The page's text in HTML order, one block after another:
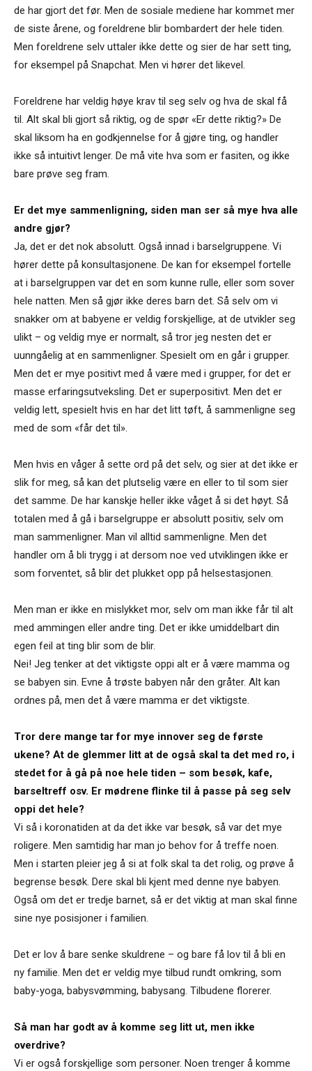
de har gjort det før. Men de sosiale mediene har kommet mer
de siste årene, og foreldrene blir bombardert der hele tiden.
Men foreldrene selv uttaler ikke dette og sier de har sett ting,
for eksempel på Snapchat. Men vi hører det likevel.
Foreldrene har veldig høye krav til seg selv og hva de skal få
til. Alt skal bli gjort så riktig, og de spør «Er dette riktig?» De
skal liksom ha en godkjennelse for å gjøre ting, og handler
ikke så intuitivt lenger. De må vite hva som er fasiten, og ikke
bare prøve seg fram.
Er det mye sammenligning, siden man ser så mye hva alle
andre gjør?
Ja, det er det nok absolutt. Også innad i barselgruppene. Vi
hører dette på konsultasjonene. De kan for eksempel fortelle
at i barselgruppen var det en som kunne rulle, eller som sover
hele natten. Men så gjør ikke deres barn det. Så selv om vi
snakker om at babyene er veldig forskjellige, at de utvikler seg
ulikt – og veldig mye er normalt, så tror jeg nesten det er
uunngåelig at en sammenligner. Spesielt om en går i grupper.
Men det er mye positivt med å være med i grupper, for det er
masse erfaringsutveksling. Det er superpositivt. Men det er
veldig lett, spesielt hvis en har det litt tøft, å sammenligne seg
med de som «får det til».
Men hvis en våger å sette ord på det selv, og sier at det ikke er
slik for meg, så kan det plutselig være en eller to til som sier
det samme. De har kanskje heller ikke våget å si det høyt. Så
totalen med å gå i barselgruppe er absolutt positiv, selv om
man sammenligner. Man vil alltid sammenligne. Men det
handler om å bli trygg i at dersom noe ved utviklingen ikke er
som forventet, så blir det plukket opp på helsestasjonen.
Men man er ikke en mislykket mor, selv om man ikke får til alt
med ammingen eller andre ting. Det er ikke umiddelbart din
egen feil at ting blir som de blir.
Nei! Jeg tenker at det viktigste oppi alt er å være mamma og
se babyen sin. Evne å trøste babyen når den gråter. Alt kan
ordnes på, men det å være mamma er det viktigste.
Tror dere mange tar for mye innover seg de første
ukene? At de glemmer litt at de også skal ta det med ro, i
stedet for å gå på noe hele tiden – som besøk, kafe,
barseltreff osv. Er mødrene flinke til å passe på seg selv
oppi det hele?
Vi så i koronatiden at da det ikke var besøk, så var det mye
roligere. Men samtidig har man jo behov for å treffe noen.
Men i starten pleier jeg å si at folk skal ta det rolig, og prøve å
begrense besøk. Dere skal bli kjent med denne nye babyen.
Også om det er tredje barnet, så er det viktig at man skal finne
sine nye posisjoner i familien.
Det er lov å bare senke skuldrene ­– og bare få lov til å bli en
ny familie. Men det er veldig mye tilbud rundt omkring, som
baby-yoga, babysvømming, babysang. Tilbudene florerer.
Så man har godt av å komme seg litt ut, men ikke
overdrive?
Vi er også forskjellige som personer. Noen trenger å komme